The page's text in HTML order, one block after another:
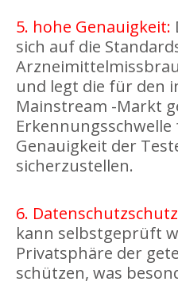
5. hohe Genauigkeit:
sich auf die
und legt die für den
Mainstream -Markt
Erkennungsschwelle
Genauigkeit der
sicherzustellen.
6.
kann selbstgeprüft
Privatsphäre der
schützen, was